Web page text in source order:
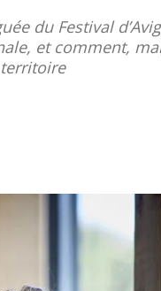
du Festival
et comment,